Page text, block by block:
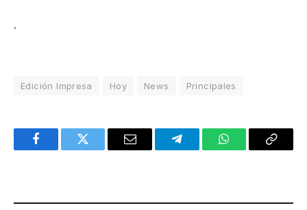
.
Edición Impresa Hoy News Principales
FacebookTwitter Email TelegramWhatsAppCopy